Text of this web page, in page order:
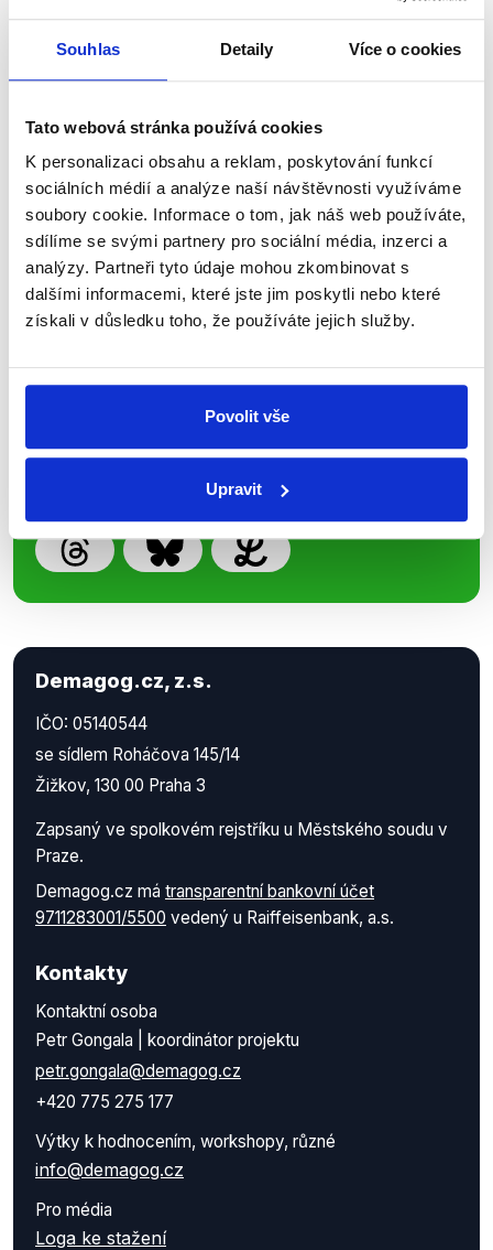
Souhlas Detaily Více o cookies
Tato webová stránka používá cookies
K personalizaci obsahu a reklam, poskytování funkcí
sociálních médií a analýze naší návštěvnosti využíváme
soubory cookie. Informace o tom, jak náš web používáte,
sdílíme se svými partnery pro sociální média, inzerci a
analýzy. Partneři tyto údaje mohou zkombinovat s
dalšími informacemi, které jste jim poskytli nebo které
získali v důsledku toho, že používáte jejich služby.
Povolit vše
Upravit
shrnutí nejzajímavějších článků a analýz.
Začněte nás odebírat, a mějte tak
přehled o tom, jaké dezinformace a
Newsletter WhatsApp
Sociální sítě
z Demagog.cz. Sdílením našich
příspěvků přátelům podpoříte naši
Demagog.cz, z.s.
IČO: 05140544
se sídlem Roháčova 145/14
Žižkov, 130 00 Praha 3
Zapsaný ve spolkovém rejstříku u Městského soudu v
Praze.
Demagog.cz má transparentní bankovní účet
9711283001/5500 vedený u Raiffeisenbank, a.s.
Kontakty
Kontaktní osoba
Petr Gongala | koordinátor projektu
petr.gongala@demagog.cz
+420 775 275 177
Výtky k hodnocením, workshopy, různé
info@demagog.cz
Pro média
Loga ke stažení